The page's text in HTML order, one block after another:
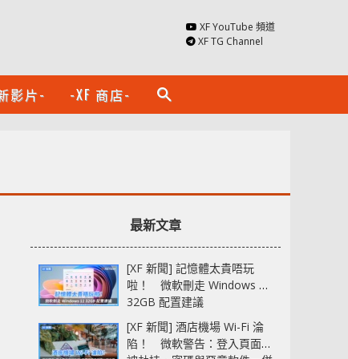
XF YouTube 頻道
XF TG Channel
影片- -XF 商店- search
最新文章
[XF 新聞] 記憶體太貴唔玩
啦！ 微軟刪走 Windows 11
32GB 配置建議
[XF 新聞] 酒店機場 Wi-Fi 淪
陷！ 微軟警告：登入頁面可